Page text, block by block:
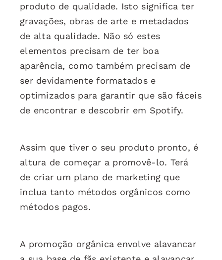
produto de qualidade. Isto significa ter
gravações, obras de arte e metadados
de alta qualidade. Não só estes
elementos precisam de ter boa
aparência, como também precisam de
ser devidamente formatados e
optimizados para garantir que são fáceis
de encontrar e descobrir em Spotify.
Assim que tiver o seu produto pronto, é
altura de começar a promovê-lo. Terá
de criar um plano de marketing que
inclua tanto métodos orgânicos como
métodos pagos.
A promoção orgânica envolve alavancar